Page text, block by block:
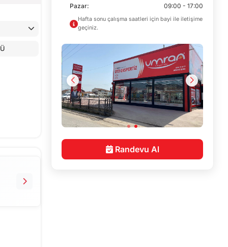
Pazar:
09:00 - 17:00
Hafta sonu çalışma saatleri için bayi ile iletişime
geçiniz.
Randevu Al